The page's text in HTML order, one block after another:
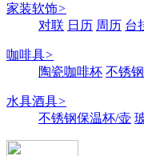
家装软饰>
对联 日历 周历 台
咖啡具>
陶瓷咖啡杯 不锈
水具酒具>
不锈钢保温杯/壶